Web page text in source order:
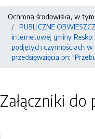
Ochrona środowiska, w
PUBLICZNE
internetowej gminy
podjętych czynnościach
przedsięwzięcia pn:
Załączniki do